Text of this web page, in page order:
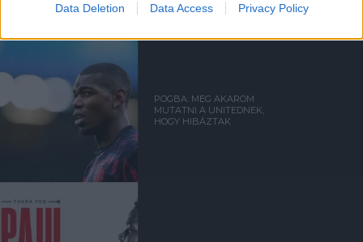
Data Deletion Data Access Privacy Policy
PAUL POGBA
POGBA: MEG AKAROM
MUTATNI A UNITEDNEK,
HOGY HIBÁZTAK